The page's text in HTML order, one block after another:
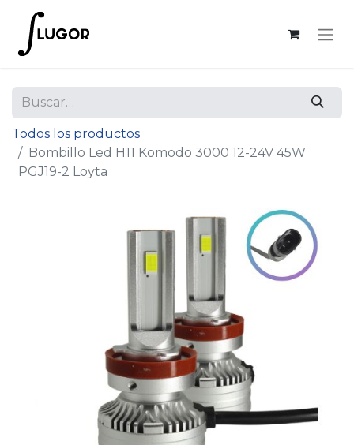
Todos los productos
Bombillo Led H11 Komodo 3000 12-24V 45W
PGJ19-2 Loyta